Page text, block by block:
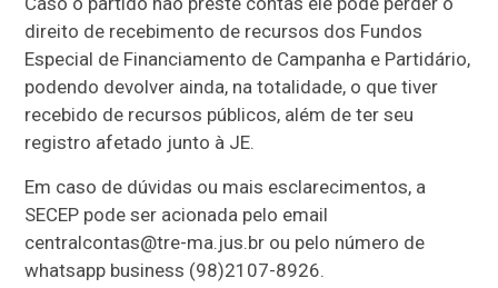
direito de recebimento de recursos dos Fundos
Especial de Financiamento de Campanha e Partidário,
podendo devolver ainda, na totalidade, o que tiver
recebido de recursos públicos, além de ter seu
registro afetado junto à JE.
Em caso de dúvidas ou mais esclarecimentos, a
SECEP pode ser acionada pelo email
centralcontas@tre-ma.jus.br ou pelo número de
whatsapp business (98)2107-8926.